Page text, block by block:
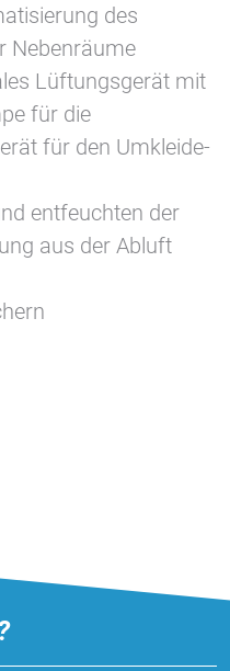
des
Nebenräume
Lüftungsgerät mit
für die
für den Umkleide-
entfeuchten der
aus der Abluft
und Social Media
werden von
gesetzt.